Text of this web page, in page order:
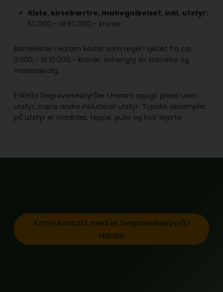
Kiste, kirsebærtre, mahognibeiset, inkl. utstyr:
50.000,– til 60.000,– kroner.
Barnekister i Haram koster som regel i sjiktet fra ca.
3.000,– til 10.000,– kroner, avhengig av størrelse og
materialvalg.
Enkelte begravelsesbyråer i Haram oppgir priser uten
utstyr, mens andre inkluderer utstyr. Typiske eksempler
på utstyr er madrass, teppe, pute og hvit skjorte.
Kom i kontakt med et begravelsesbyrå i
Haram